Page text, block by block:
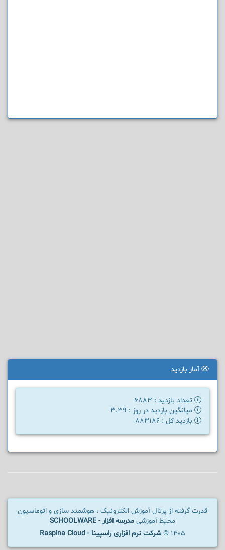
آمار بازدید
تعداد بازدید : 6883
میانگین بازدید در روز : 3.39
بازدید کل : 883186
قدرت گرفته از پرتال آموزش الکترونیک ، هوشمند سازی و اتوماسیون
محیط آموزشی مدرسه افزار - SCHOOLWARE
1405 ©
شرکت نرم افزاری راسپینا - Raspina Cloud